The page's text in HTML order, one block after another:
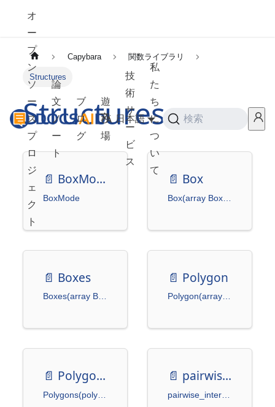
オ
ー
プ
ン
ソ
ー
ス
プ
ロ
ジ
ェ
ク
ト
論
文
ノ
ー
ト
ブ
ロ
グ
遊
び
場
技
術
サ
ー
ビ
ス
私
た
ち
に
つ
い
て
日本語 検索
Capybara 関数ライブラリ
Structures
Structures
📄️ BoxMode
BoxMode
📄️ Box
📄️ Boxes
Boxes(array BoxMode = BoxMode.XYXY, isnormalized: bool = False)
📄️ Polygon
Polygon(array bool = False)
📄️ Polygons
Polygons(polygons bool = False)
📄️ pairwise_intersection
pairwise_intersection(boxes1 Boxes) -> np.ndarray